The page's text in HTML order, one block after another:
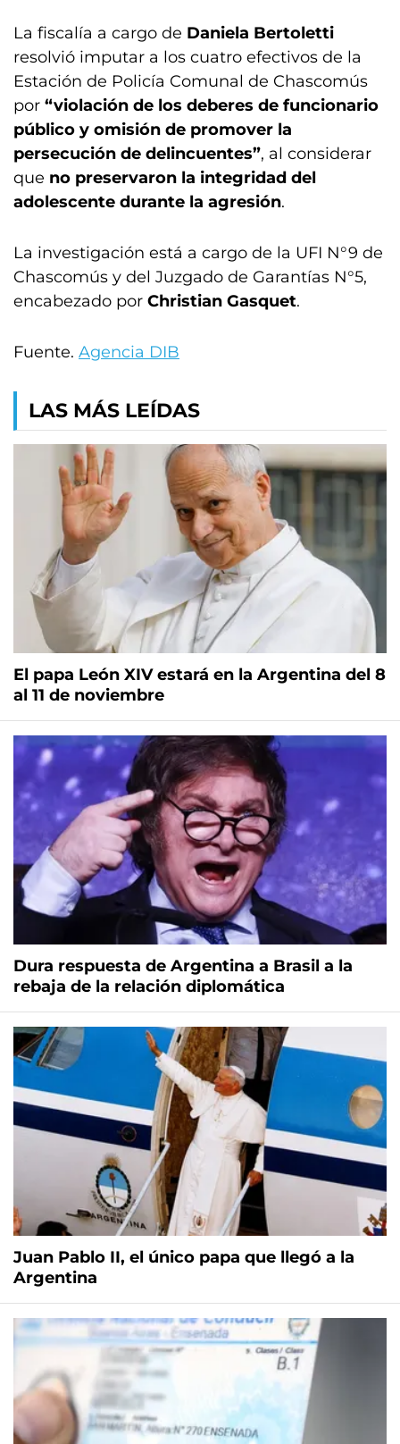
La fiscalía a cargo de Daniela Bertoletti
resolvió imputar a los cuatro efectivos de la
Estación de Policía Comunal de Chascomús
por “violación de los deberes de funcionario
público y omisión de promover la
persecución de delincuentes”, al considerar
que no preservaron la integridad del
adolescente durante la agresión.
La investigación está a cargo de la UFI N°9 de
Chascomús y del Juzgado de Garantías N°5,
encabezado por Christian Gasquet.
Fuente. Agencia DIB
LAS MÁS LEÍDAS
El papa León XIV estará en la Argentina del 8
al 11 de noviembre
Dura respuesta de Argentina a Brasil a la
rebaja de la relación diplomática
Juan Pablo II, el único papa que llegó a la
Argentina